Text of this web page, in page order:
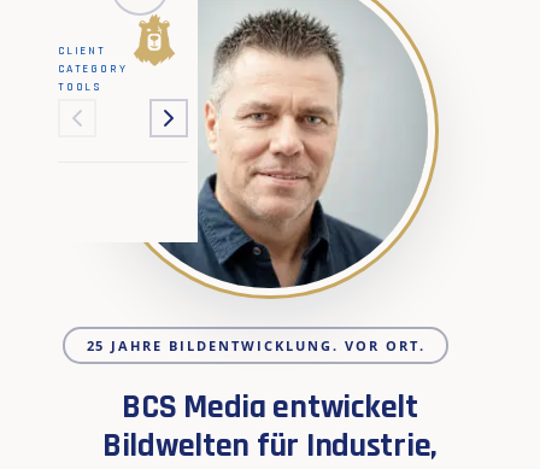
CLIENT
CATEGORY
TOOLS
25 JAHRE BILDENTWICKLUNG. VOR ORT.
BCS Media entwickelt
Bildwelten für Industrie,